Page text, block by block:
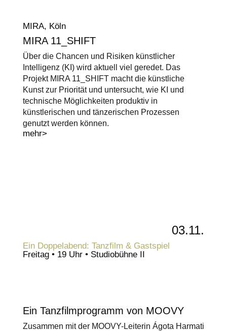
MIRA, Köln
MIRA 11_SHIFT
Über die Chancen und Risiken künstlicher
Intelligenz (KI) wird aktuell viel geredet. Das
Projekt MIRA 11_SHIFT macht die künstliche
Kunst zur Priorität und untersucht, wie KI und
technische Möglichkeiten produktiv in
künstlerischen und tänzerischen Prozessen
genutzt werden können.
mehr>
03.11.
Ein Doppelabend: Tanzfilm & Gastspiel
Freitag • 19 Uhr • Studiobühne II
Ein Tanzfilmprogramm von MOOVY
Zusammen mit der MOOVY-Leiterin Ágota Harmati